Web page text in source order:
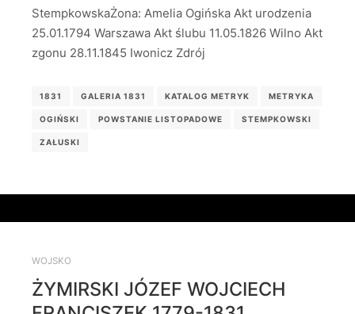
StempkowskaŻona: Amelia Ogińska Akt urodzenia
25.01.1794 Warszawa Akt ślubu 11.05.1826 Wilno Akt
zgonu 28.11.1845 Iwonicz Zdrój
1831 GALERIA 1831 KATALOG METRYK METRYKA
OGIŃSKI POWSTANIE LISTOPADOWE STEMPKOWSKI
ZAŁUSKI
WOJSKO
ŻYMIRSKI JÓZEF WOJCIECH